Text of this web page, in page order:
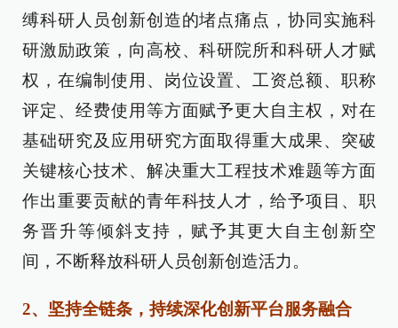
缚科研人员创新创造的堵点痛点，协同实施科
研激励政策，向高校、科研院所和科研人才赋
权，在编制使用、岗位设置、工资总额、职称
评定、经费使用等方面赋予更大自主权，对在
基础研究及应用研究方面取得重大成果、突破
关键核心技术、解决重大工程技术难题等方面
作出重要贡献的青年科技人才，给予项目、职
务晋升等倾斜支持，赋予其更大自主创新空
间，不断释放科研人员创新创造活力。
2、坚持全链条，持续深化创新平台服务融合